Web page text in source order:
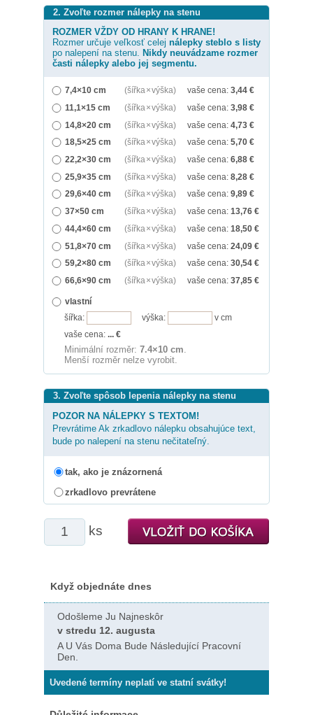
2. Zvoľte rozmer nálepky na stenu
ROZMER VŽDY OD HRANY K HRANE!
Rozmer určuje veľkosť celej nálepky steblo s listy
po nalepení na stenu. Nikdy neuvádzame rozmer
časti nálepky alebo jej segmentu.
7,4×10 cm (šířka × výška) vaše cena: 3,44 €
11,1×15 cm
(šířka × výška) vaše cena: 3,98 €
14,8×20 cm
(šířka × výška) vaše cena: 4,73 €
18,5×25 cm
(šířka × výška) vaše cena: 5,70 €
22,2×30 cm
(šířka × výška) vaše cena: 6,88 €
25,9×35 cm
(šířka × výška) vaše cena: 8,28 €
29,6×40 cm
(šířka × výška) vaše cena: 9,89 €
37×50 cm
(šířka × výška) vaše cena: 13,76 €
44,4×60 cm
(šířka × výška) vaše cena: 18,50 €
51,8×70 cm
(šířka × výška) vaše cena: 24,09 €
59,2×80 cm
(šířka × výška) vaše cena: 30,54 €
66,6×90 cm
(šířka × výška) vaše cena: 37,85 €
vlastní
šířka:
výška:
v cm
vaše cena:
€
Minimální rozměr: 7.4×10 cm
Menší rozměr nelze vyrobit.
3. Zvoľte spôsob lepenia nálepky na stenu
POZOR NA NÁLEPKY S TEXTOM!
Prevrátime Ak zrkadlovo nálepku obsahujúce text,
bude po nalepení na stenu nečitateľný.
tak, ako je znázornená
zrkadlovo prevrátene
ks
Když objednáte dnes
Odošleme Ju Najneskôr
v stredu 12. augusta
A U Vás Doma Bude Následující Pracovní
Den.
Uvedené termíny neplatí ve statní svátky!